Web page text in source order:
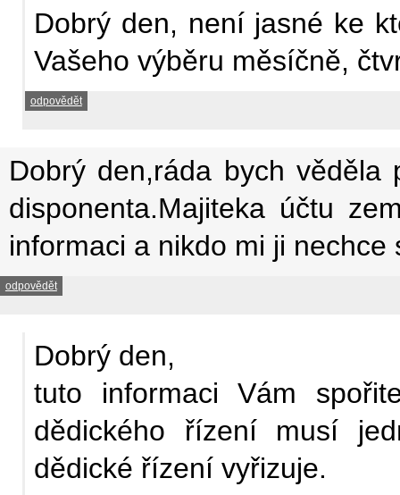
Dobrý den, není jasné ke
Vašeho výběru měsíčně,
odpovědět
Dobrý den,ráda bych
disponenta.Majiteka účtu
informaci a nikdo mi ji
odpovědět
Dobrý den,
tuto informaci Vám
dědického řízení musí
dědické řízení vyřizuje.